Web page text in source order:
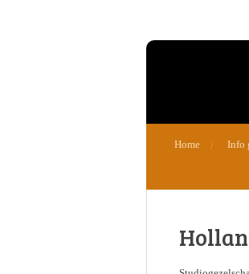
Home Info